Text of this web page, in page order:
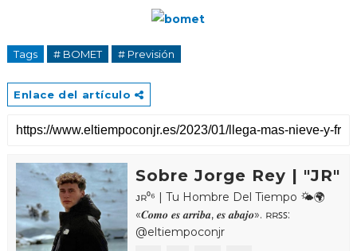
Tags # BOMET # Previsión
Enlace del artículo
Sobre Jorge Rey | "JR"
ᴊʀ⁰⁶ | Tu Hombre Del Tiempo 🌤🌍
«𝑪𝒐𝒎𝒐 𝒆𝒔 𝒂𝒓𝒓𝒊𝒃𝒂, 𝒆𝒔 𝒂𝒃𝒂𝒋𝒐». ʀʀꜱꜱ:
@eltiempoconjr